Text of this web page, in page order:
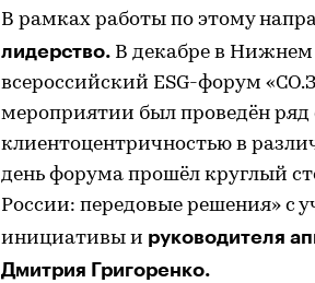
В рамках работы по этому
лидерство. В декабре в Нижнем
всероссийский ESG-форум
мероприятии был проведён ряд
клиентоцентричностью в
день форума прошёл круглый
России: передовые решения» с
инициативы и руководителя
Дмитрия Григоренко.